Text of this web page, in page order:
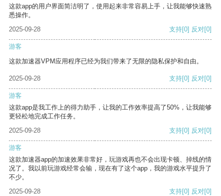
这款app的用户界面简洁明了，使用起来非常容易上手，让我能够快速熟
悉操作。
2025-09-28
支持[0] 反对[0]
游客
这款加速器VPM应用程序已经为我们带来了无限的隐私保护和自由。
2025-09-28 支持[0] 反对[0]
游客
这款app是我工作上的得力助手，让我的工作效率提高了50%，让我能够
更轻松地完成工作任务。
2025-09-28
支持[0] 反对[0]
游客
这款加速器app的加速效果非常好，玩游戏再也不会出现卡顿、掉线的情
况了。我以前玩游戏经常会输，现在有了这个app，我的游戏水平提升了
不少。
2025-09-28
支持[0] 反对[0]